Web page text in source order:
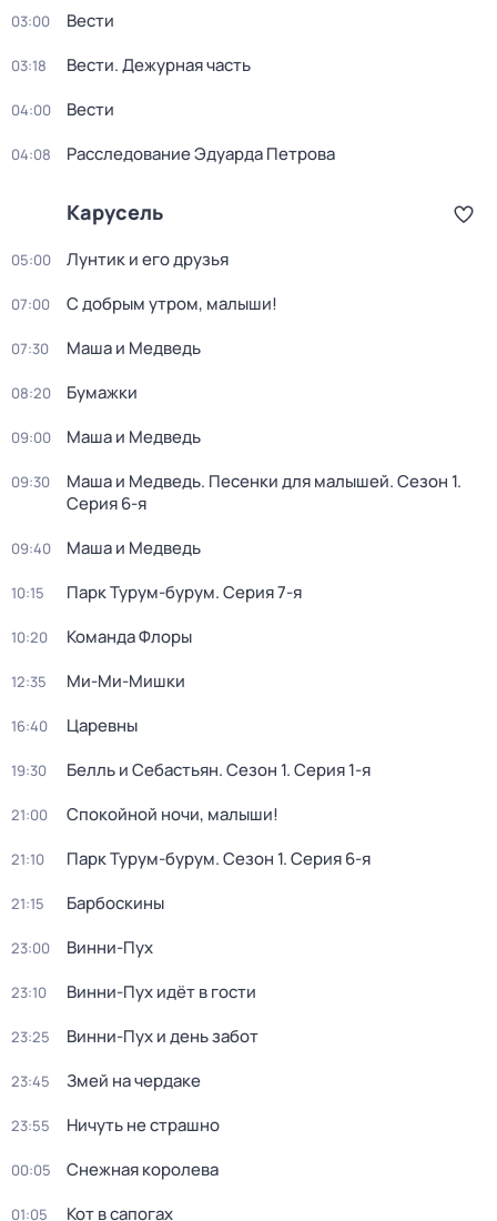
03:00 Вести
03:18 Вести. Дежурная часть
04:00 Вести
04:08 Расследование Эдуарда Петрова
Карусель
05:00 Лунтик и его друзья
07:00 С добрым утром, малыши!
07:30 Маша и Медведь
08:20 Бумажки
09:00 Маша и Медведь
09:30 Маша и Медведь. Песенки для малышей. Сезон 1.
Серия 6-я
09:40 Маша и Медведь
10:15 Парк Турум-бурум. Серия 7-я
10:20 Команда Флоры
12:35 Ми-Ми-Мишки
16:40 Царевны
19:30 Белль и Себастьян. Сезон 1. Серия 1-я
21:00 Спокойной ночи, малыши!
21:10 Парк Турум-бурум. Сезон 1. Серия 6-я
21:15 Барбоскины
23:00 Винни-Пух
23:10 Винни-Пух идёт в гости
23:25 Винни-Пух и день забот
23:45 Змей на чердаке
23:55 Ничуть не страшно
00:05 Снежная королева
01:05 Кот в сапогах